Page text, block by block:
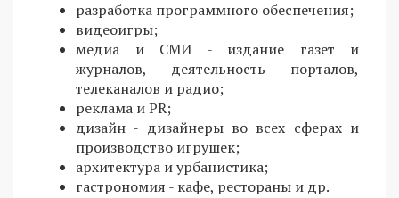
разработка программного обеспечения;
видеоигры;
медиа и СМИ - издание газет и
журналов, деятельность порталов,
телеканалов и радио;
реклама и PR;
дизайн - дизайнеры во всех сферах и
производство игрушек;
архитектура и урбанистика;
гастрономия - кафе, рестораны и др.